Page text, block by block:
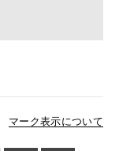
マーク表示について